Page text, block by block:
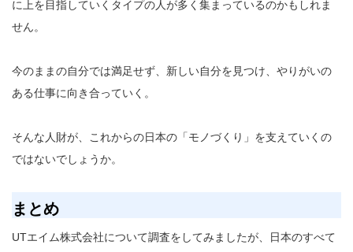
に上を目指していくタイプの人が多く集まっているのかもしれま
せん。
今のままの自分では満足せず、新しい自分を見つけ、やりがいの
ある仕事に向き合っていく。
そんな人財が、これからの日本の「モノづくり」を支えていくの
ではないでしょうか。
まとめ
UTエイム株式会社について調査をしてみましたが、日本のすべて